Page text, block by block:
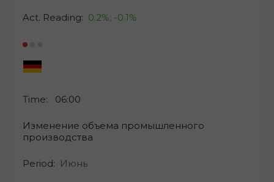
Time: 06:00
Изменение объема промышленного
производства
Period: Июнь
Act. Reading: 0.2%; -0.1%